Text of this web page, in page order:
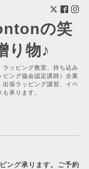
の笑
り物♪
ッピング教室、持ち込み
ピング協会認定講師）企業
張ラッピング講習、イベ
承ります。
ング承ります。ご予約